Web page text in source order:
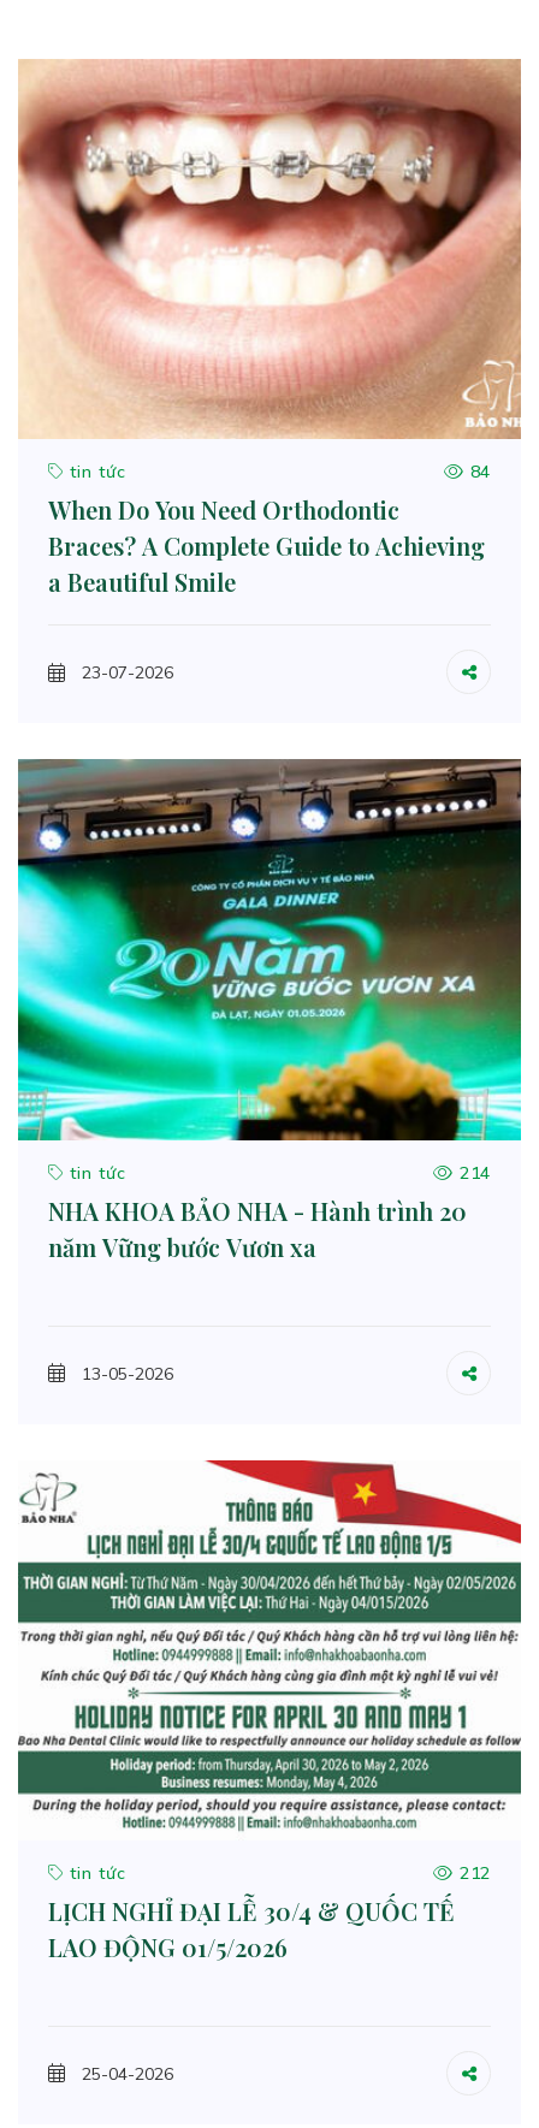
tin tức 84
When Do You Need Orthodontic
Braces? A Complete Guide to Achieving
a Beautiful Smile
23-07-2026
tin tức 214
NHA KHOA BẢO NHA - Hành trình 20
năm Vững bước Vươn xa
13-05-2026
tin tức 212
LỊCH NGHỈ ĐẠI LỄ 30/4 & QUỐC TẾ
LAO ĐỘNG 01/5/2026
25-04-2026